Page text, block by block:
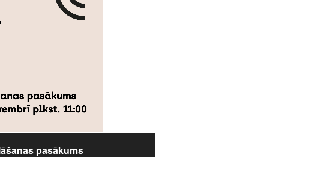
pasākums